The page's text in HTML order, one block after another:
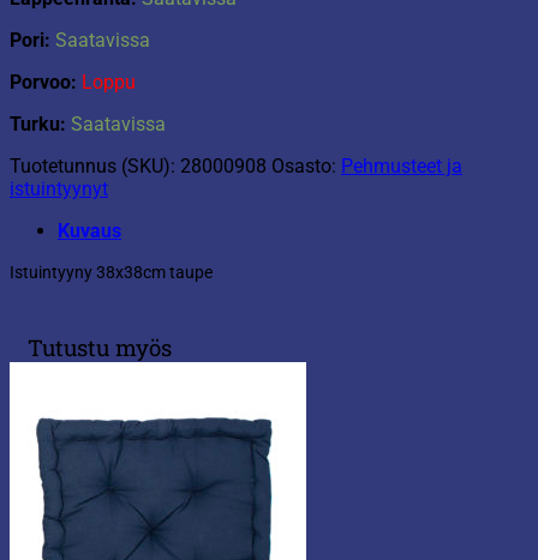
Pori: Saatavissa
Porvoo: Loppu
Turku: Saatavissa
Tuotetunnus (SKU): 28000908 Osasto: Pehmusteet ja
istuintyynyt
Kuvaus
Istuintyyny 38x38cm taupe
Tutustu myös